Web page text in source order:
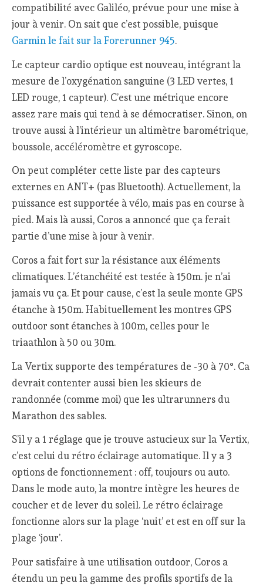
compatibilité avec Galiléo, prévue pour une mise à
jour à venir. On sait que c’est possible, puisque
Garmin le fait sur la Forerunner 945.
Le capteur cardio optique est nouveau, intégrant la
mesure de l’oxygénation sanguine (3 LED vertes, 1
LED rouge, 1 capteur). C’est une métrique encore
assez rare mais qui tend à se démocratiser. Sinon, on
trouve aussi à l’intérieur un altimètre barométrique,
boussole, accéléromètre et gyroscope.
On peut compléter cette liste par des capteurs
externes en ANT+ (pas Bluetooth). Actuellement, la
puissance est supportée à vélo, mais pas en course à
pied. Mais là aussi, Coros a annoncé que ça ferait
partie d’une mise à jour à venir.
Coros a fait fort sur la résistance aux éléments
climatiques. L’étanchéité est testée à 150m. je n’ai
jamais vu ça. Et pour cause, c’est la seule monte GPS
étanche à 150m. Habituellement les montres GPS
outdoor sont étanches à 100m, celles pour le
triaathlon à 50 ou 30m.
La Vertix supporte des températures de -30 à 70°. Ca
devrait contenter aussi bien les skieurs de
randonnée (comme moi) que les ultrarunners du
Marathon des sables.
S’il y a 1 réglage que je trouve astucieux sur la Vertix,
c’est celui du rétro éclairage automatique. Il y a 3
options de fonctionnement : off, toujours ou auto.
Dans le mode auto, la montre intègre les heures de
coucher et de lever du soleil. Le rétro éclairage
fonctionne alors sur la plage ‘nuit’ et est en off sur la
plage ‘jour’.
Pour satisfaire à une utilisation outdoor, Coros a
étendu un peu la gamme des profils sportifs de la